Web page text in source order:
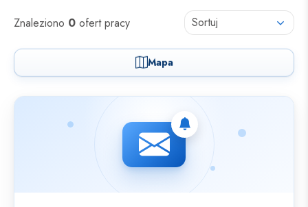
Oferty pracy
Znaleziono 0 ofert pracy Sortuj
Mapa
Nie znaleziono ofert spełniających wybrane kryteria.